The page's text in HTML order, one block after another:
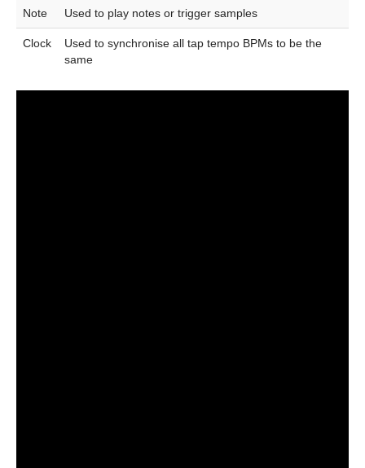
Note Used to play notes or trigger samples
Clock
Used to synchronise all tap tempo BPMs to be the
same